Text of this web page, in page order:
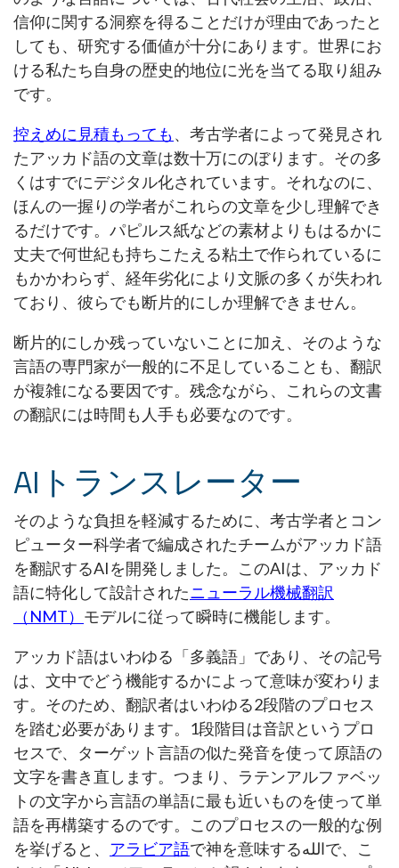
信仰に関する洞察を得ることだけが理由であったと
しても、研究する価値が十分にあります。世界にお
ける私たち自身の歴史的地位に光を当てる取り組み
です。
控えめに見積もっても、考古学者によって発見され
たアッカド語の文章は数十万にのぼります。その多
くはすでにデジタル化されています。それなのに、
ほんの一握りの学者がこれらの文章を少し理解でき
るだけです。パピルス紙などの素材よりもはるかに
丈夫で何世紀も持ちこたえる粘土で作られているに
もかかわらず、経年劣化により文脈の多くが失われ
ており、彼らでも断片的にしか理解できません。
断片的にしか残っていないことに加え、そのような
言語の専門家が一般的に不足していることも、翻訳
が複雑になる要因です。残念ながら、これらの文書
の翻訳には時間も人手も必要なのです。
AIトランスレーター
そのような負担を軽減するために、考古学者とコン
ピューター科学者で編成されたチームがアッカド語
を翻訳するAIを開発しました。このAIは、アッカド
語に特化して設計されたニューラル機械翻訳
（NMT） モデルに従って瞬時に機能します。
アッカド語はいわゆる「多義語」であり、その記号
は、文中でどう機能するかによって意味が変わりま
す。そのため、翻訳者はいわゆる2段階のプロセス
を踏む必要があります。1段階目は音訳というプロ
セスで、ターゲット言語の似た発音を使って原語の
文字を書き直します。つまり、ラテンアルファベッ
トの文字から言語の単語に最も近いものを使って単
語を再構築するのです。このプロセスの一般的な例
を挙げると、 アラビア語で神を意味するاللهで、こ